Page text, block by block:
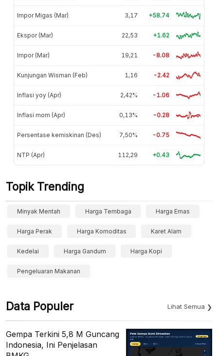
Impor Migas (Mar) 3,17 +58.74
Ekspor (Mar) 22,53 +1.62
Impor (Mar) 19,21 -8.08
Kunjungan Wisman (Feb) 1,16 -2.42
Inflasi yoy (Apr) 2,42% -1.06
Inflasi mom (Apr) 0,13% -0.28
Persentase kemiskinan (Des) 7,50% -0.75
NTP (Apr) 112,29 +0.43
Topik Trending
Minyak Mentah Harga Tembaga Harga Emas
Harga Perak Harga Komoditas Karet Alam
Kedelai Harga Gandum Harga Kopi
Pengeluaran Makanan
Data Populer Lihat Semua
Gempa Terkini 5,8 M Guncang
Indonesia, Ini Penjelasan